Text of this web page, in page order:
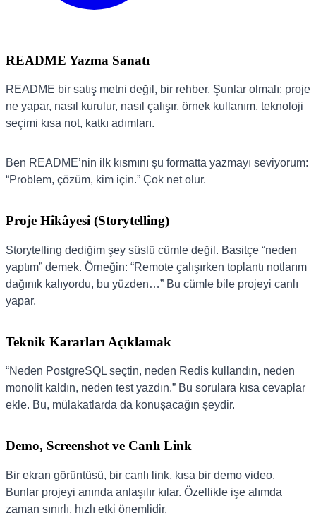
README Yazma Sanatı
README bir satış metni değil, bir rehber. Şunlar olmalı: proje
ne yapar, nasıl kurulur, nasıl çalışır, örnek kullanım, teknoloji
seçimi kısa not, katkı adımları.
Ben README’nin ilk kısmını şu formatta yazmayı seviyorum:
“Problem, çözüm, kim için.” Çok net olur.
Proje Hikâyesi (Storytelling)
Storytelling dediğim şey süslü cümle değil. Basitçe “neden
yaptım” demek. Örneğin: “Remote çalışırken toplantı notlarım
dağınık kalıyordu, bu yüzden…” Bu cümle bile projeyi canlı
yapar.
Teknik Kararları Açıklamak
“Neden PostgreSQL seçtin, neden Redis kullandın, neden
monolit kaldın, neden test yazdın.” Bu sorulara kısa cevaplar
ekle. Bu, mülakatlarda da konuşacağın şeydir.
Demo, Screenshot ve Canlı Link
Bir ekran görüntüsü, bir canlı link, kısa bir demo video.
Bunlar projeyi anında anlaşılır kılar. Özellikle işe alımda
zaman sınırlı, hızlı etki önemlidir.